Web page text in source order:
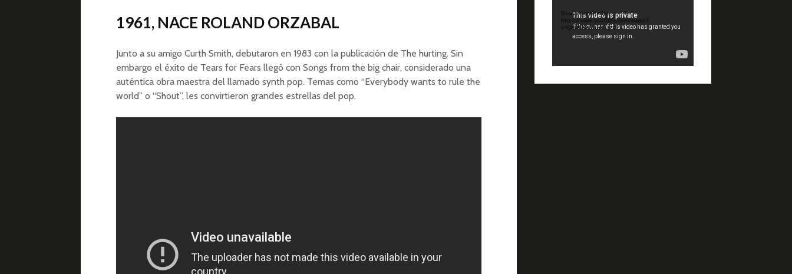
1961, NACE ROLAND ORZABAL
Junto a su amigo Curth Smith, debutaron en 1983 con la publicación de The hurting. Sin
embargo el éxito de Tears for Fears llegó con Songs from the big chair, considerado una
auténtica obra maestra del llamado synth pop. Temas como “Everybody wants to rule the
world” o “Shout”, les convirtieron grandes estrellas del pop.
Descargar archivo:
https://www.youtube.com/watch?
v=QKif6Ko80uA&_=1